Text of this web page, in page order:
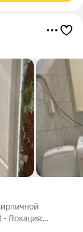
- Локация: